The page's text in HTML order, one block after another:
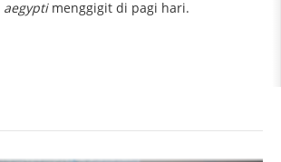
aegyptimenggigit di pagi hari.